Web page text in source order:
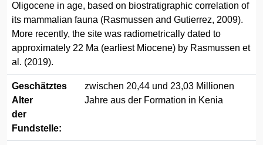
Oligocene in age, based on biostratigraphic correlation of
its mammalian fauna (Rasmussen and Gutierrez, 2009).
More recently, the site was radiometrically dated to
approximately 22 Ma (earliest Miocene) by Rasmussen et
al. (2019).
Geschätztes
Alter
der
Fundstelle:
zwischen 20,44 und 23,03 Millionen
Jahre aus der Formation in Kenia